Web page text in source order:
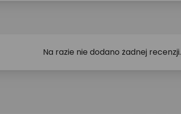
Na razie nie dodano żadnej recenzji.